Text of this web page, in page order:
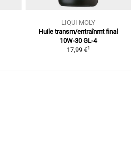
LIQUI MOLY
Huile transm/entraînmt final
10W-30 GL-4
17,99 €1